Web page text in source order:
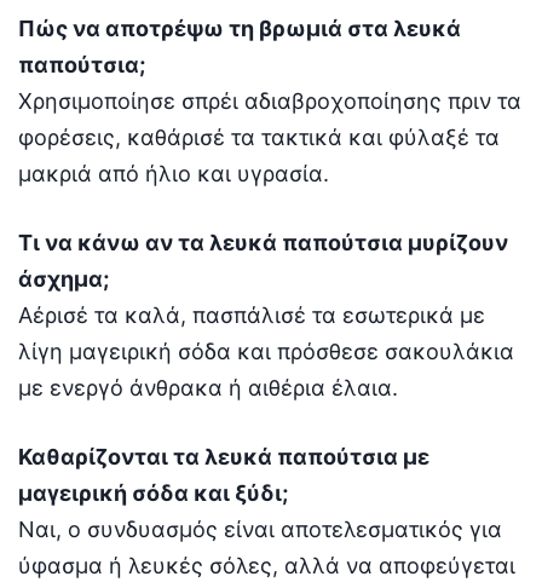
Πώς να αποτρέψω τη βρωμιά στα λευκά
παπούτσια;
Χρησιμοποίησε σπρέι αδιαβροχοποίησης πριν τα
φορέσεις, καθάρισέ τα τακτικά και φύλαξέ τα
μακριά από ήλιο και υγρασία.
Τι να κάνω αν τα λευκά παπούτσια μυρίζουν
άσχημα;
Αέρισέ τα καλά, πασπάλισέ τα εσωτερικά με
λίγη μαγειρική σόδα και πρόσθεσε σακουλάκια
με ενεργό άνθρακα ή αιθέρια έλαια.
Καθαρίζονται τα λευκά παπούτσια με
μαγειρική σόδα και ξύδι;
Ναι, ο συνδυασμός είναι αποτελεσματικός για
ύφασμα ή λευκές σόλες, αλλά να αποφεύγεται